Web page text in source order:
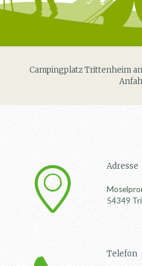
Campingplatz Trittenheim
Adresse
54349
Telefon